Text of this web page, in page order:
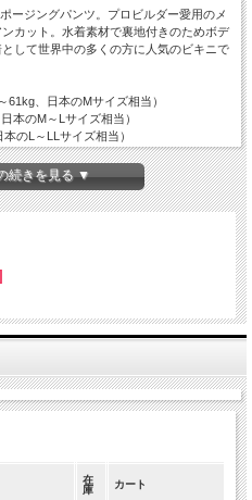
ージングパンツ。プロビルダー愛用のメ
カット。水着素材で裏地付きのためボデ
して世界中の多くの方に人気のビキニで
、日本のMサイズ相当）
本のM～Lサイズ相当）
のL～LLサイズ相当）
のLLサイズ以上）
％
続きを見る ▼
在
庫
カート